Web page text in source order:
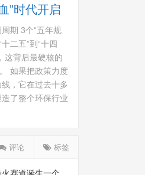
”时代开启
期 3个“五年规
二五”到“十四
这背后最硬核的
如果把政策力度
，它在过去十多
了整个环保行业
评论 标签
赛道诞生一个